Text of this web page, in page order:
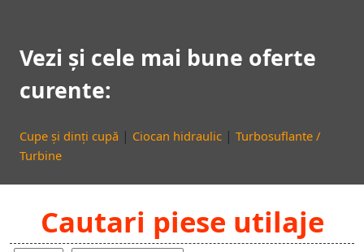
Vezi și cele mai bune oferte
curente:
Cupe și dinți cupă | Ciocan hidraulic | Turbosuflante /
Turbine
Cautari piese utilaje